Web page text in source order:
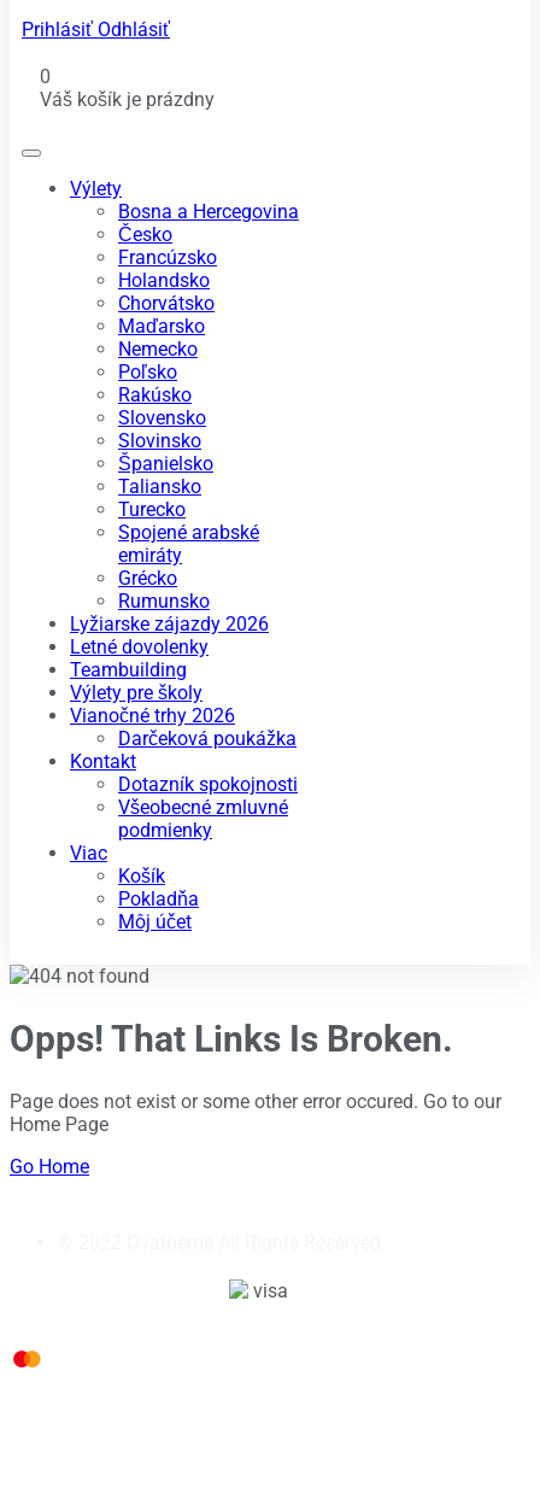
Prihlásiť Odhlásiť
0
Váš košík je prázdny
Výlety
Bosna a Hercegovina
Česko
Francúzsko
Holandsko
Chorvátsko
Maďarsko
Nemecko
Poľsko
Rakúsko
Slovensko
Slovinsko
Španielsko
Taliansko
Turecko
Spojené arabské
emiráty
Grécko
Rumunsko
Lyžiarske zájazdy 2026
Letné dovolenky
Teambuilding
Výlety pre školy
Vianočné trhy 2026
Darčeková poukážka
Kontakt
Dotazník spokojnosti
Všeobecné zmluvné
podmienky
Viac
Košík
Pokladňa
Môj účet
Opps! That Links Is Broken.
Page does not exist or some other error occured. Go to our
Home Page
Go Home